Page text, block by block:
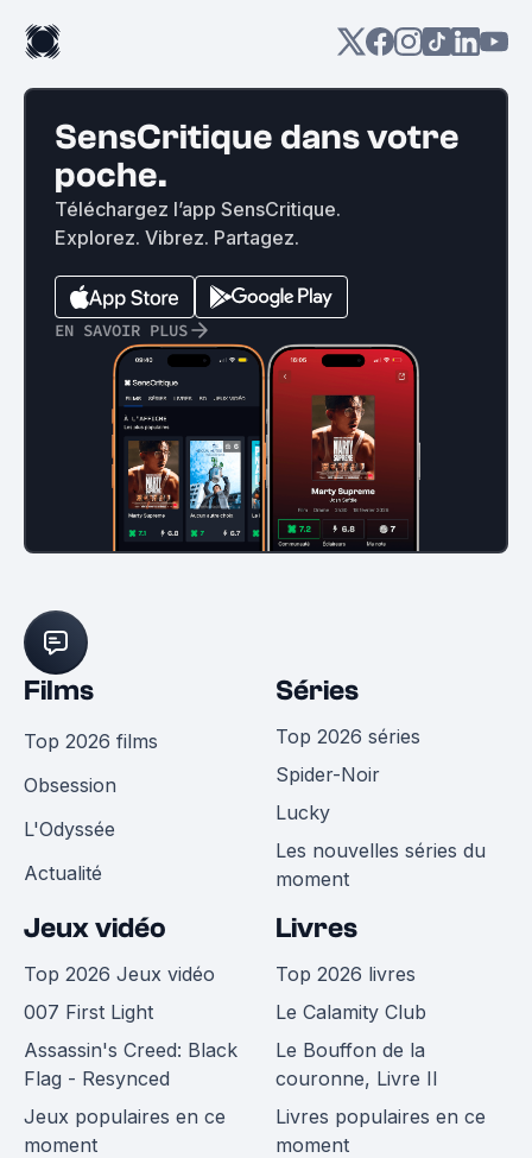
SensCritique dans votre
poche.
Téléchargez l’app SensCritique.
Explorez. Vibrez. Partagez.
EN SAVOIR PLUS
Films
Top 2026 films
Obsession
L'Odyssée
Actualité
Séries
Top 2026 séries
Spider-Noir
Lucky
Les nouvelles séries du
moment
Jeux vidéo
Top 2026 Jeux vidéo
007 First Light
Assassin's Creed: Black
Flag - Resynced
Jeux populaires en ce
moment
Livres
Top 2026 livres
Le Calamity Club
Le Bouffon de la
couronne, Livre II
Livres populaires en ce
moment